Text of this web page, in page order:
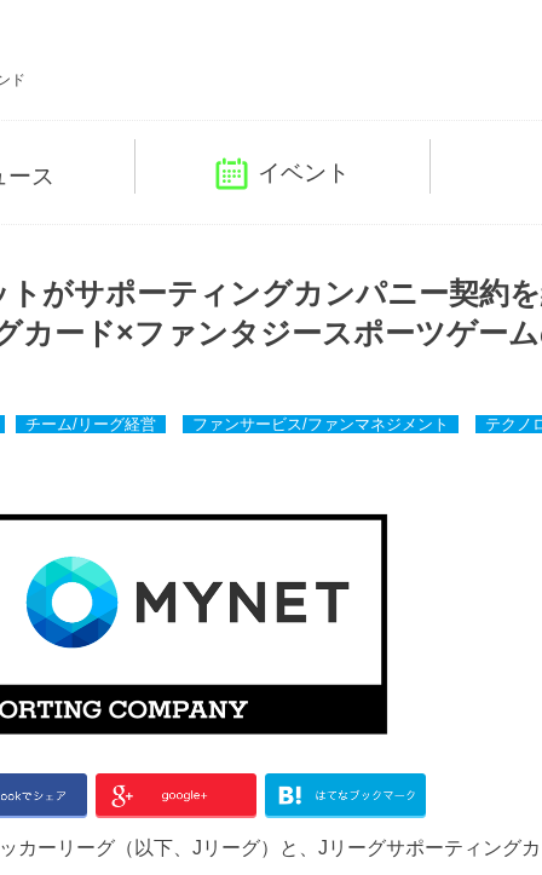
ド
ース イベント
がサポーティングカンパニー契約
カード×ファンタジースポーツゲー
チーム/リーグ経営 ファンサービス/ファンマネジメント テクノ
カーリーグ（以下、Jリーグ）と、Jリーグサポーティング